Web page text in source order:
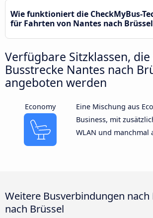
Wie funktioniert die CheckMyBus-
für Fahrten von Nantes nach
Verfügbare Sitzklassen,
Busstrecke Nantes nach
angeboten werden
Economy
Eine Mischung aus
Business, mit
WLAN und manchmal
Weitere Busverbindungen nach
nach Brüssel